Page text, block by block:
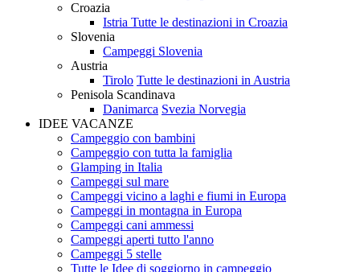
Croazia
Istria Tutte le destinazioni in Croazia
Slovenia
Campeggi Slovenia
Austria
Tirolo Tutte le destinazioni in Austria
Penisola Scandinava
Danimarca Svezia Norvegia
IDEE VACANZE
Campeggio con bambini
Campeggio con tutta la famiglia
Glamping in Italia
Campeggi sul mare
Campeggi vicino a laghi e fiumi in Europa
Campeggi in montagna in Europa
Campeggi cani ammessi
Campeggi aperti tutto l'anno
Campeggi 5 stelle
Tutte le Idee di soggiorno in campeggio